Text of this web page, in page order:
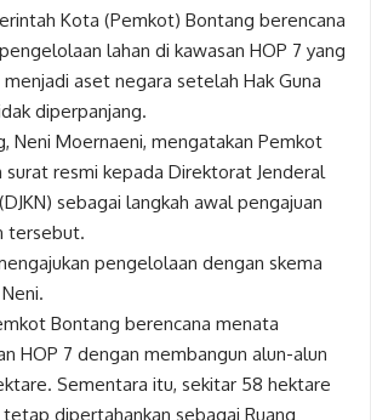
Kota (Pemkot) Bontang berencana
lahan di kawasan HOP 7 yang
aset negara setelah Hak Guna
diperpanjang.
Neni Moernaeni, mengatakan Pemkot
surat resmi kepada Direktorat Jenderal
sebagai langkah awal pengajuan
tersebut.
pengelolaan dengan skema
Bontang berencana menata
HOP 7 dengan membangun alun-alun
Sementara itu, sekitar 58 hektare
tetap dipertahankan sebagai Ruang